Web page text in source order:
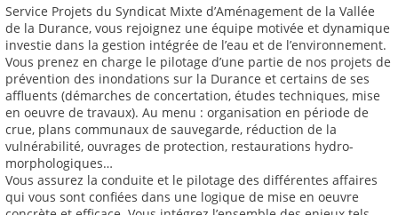
Service Projets du Syndicat Mixte d’Aménagement de la Vallée
de la Durance, vous rejoignez une équipe motivée et dynamique
investie dans la gestion intégrée de l’eau et de l’environnement.
Vous prenez en charge le pilotage d’une partie de nos projets de
prévention des inondations sur la Durance et certains de ses
affluents (démarches de concertation, études techniques, mise
en oeuvre de travaux). Au menu : organisation en période de
crue, plans communaux de sauvegarde, réduction de la
vulnérabilité, ouvrages de protection, restaurations hydro-
morphologiques…
Vous assurez la conduite et le pilotage des différentes affaires
qui vous sont confiées dans une logique de mise en oeuvre